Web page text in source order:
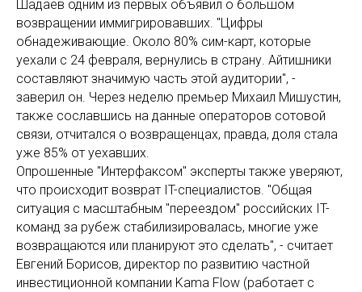
Шадаев одним из первых объявил о большом
возвращении иммигрировавших. "Цифры
обнадеживающие. Около 80% сим-карт, которые
уехали с 24 февраля, вернулись в страну. Айтишники
составляют значимую часть этой аудитории", -
заверил он. Через неделю премьер Михаил Мишустин,
также сославшись на данные операторов сотовой
связи, отчитался о возвращенцах, правда, доля стала
уже 85% от уехавших.
Опрошенные "Интерфаксом" эксперты также уверяют,
что происходит возврат IT-специалистов. "Общая
ситуация с масштабным "переездом" российских IT-
команд за рубеж стабилизировалась, многие уже
возвращаются или планируют это сделать", - считает
Евгений Борисов, директор по развитию частной
инвестиционной компании Kama Flow (работает с